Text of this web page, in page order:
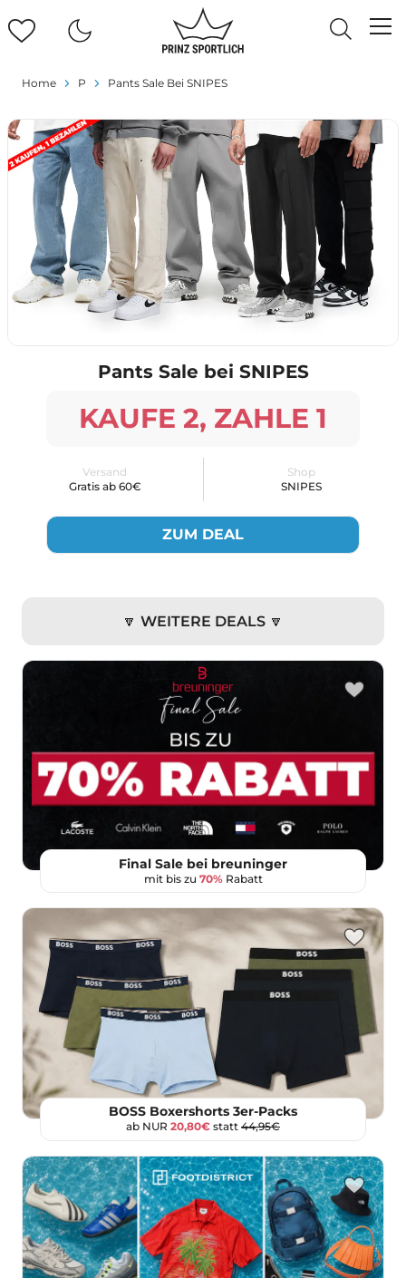
Home P Pants Sale Bei SNIPES
Pants Sale bei SNIPES
KAUFE 2, ZAHLE 1
Versand
Gratis ab 60€
Shop
SNIPES
ZUM DEAL
🔽 WEITERE DEALS 🔽
Final Sale bei breuninger
mit bis zu 70%Rabatt
BOSS Boxershorts 3er-Packs
ab NUR 20,80€ statt 44,95€